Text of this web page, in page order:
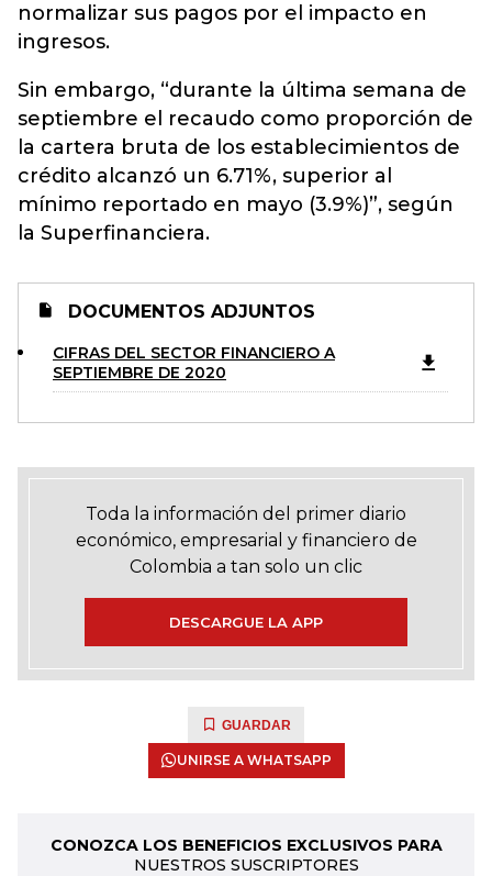
normalizar sus pagos por el impacto en
ingresos.
Sin embargo, “durante la última semana de
septiembre el recaudo como proporción de
la cartera bruta de los establecimientos de
crédito alcanzó un 6.71%, superior al
mínimo reportado en mayo (3.9%)”, según
la Superfinanciera.
DOCUMENTOS ADJUNTOS
CIFRAS DEL SECTOR FINANCIERO A
SEPTIEMBRE DE 2020
Toda la información del primer diario
económico, empresarial y financiero de
Colombia a tan solo un clic
DESCARGUE LA APP
GUARDAR
UNIRSE A WHATSAPP
CONOZCA LOS BENEFICIOS EXCLUSIVOS PARA
NUESTROS SUSCRIPTORES